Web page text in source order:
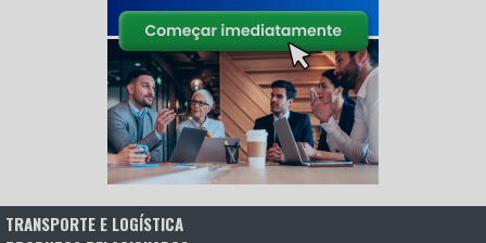
TRANSPORTE E LOGÍSTICA